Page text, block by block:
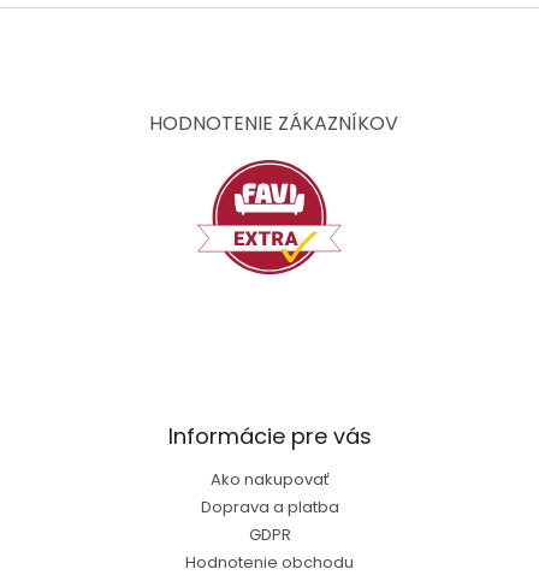
Z
HODNOTENIE ZÁKAZNÍKOV
Informácie pre vás
Ako nakupovať
Doprava a platba
GDPR
Hodnotenie obchodu